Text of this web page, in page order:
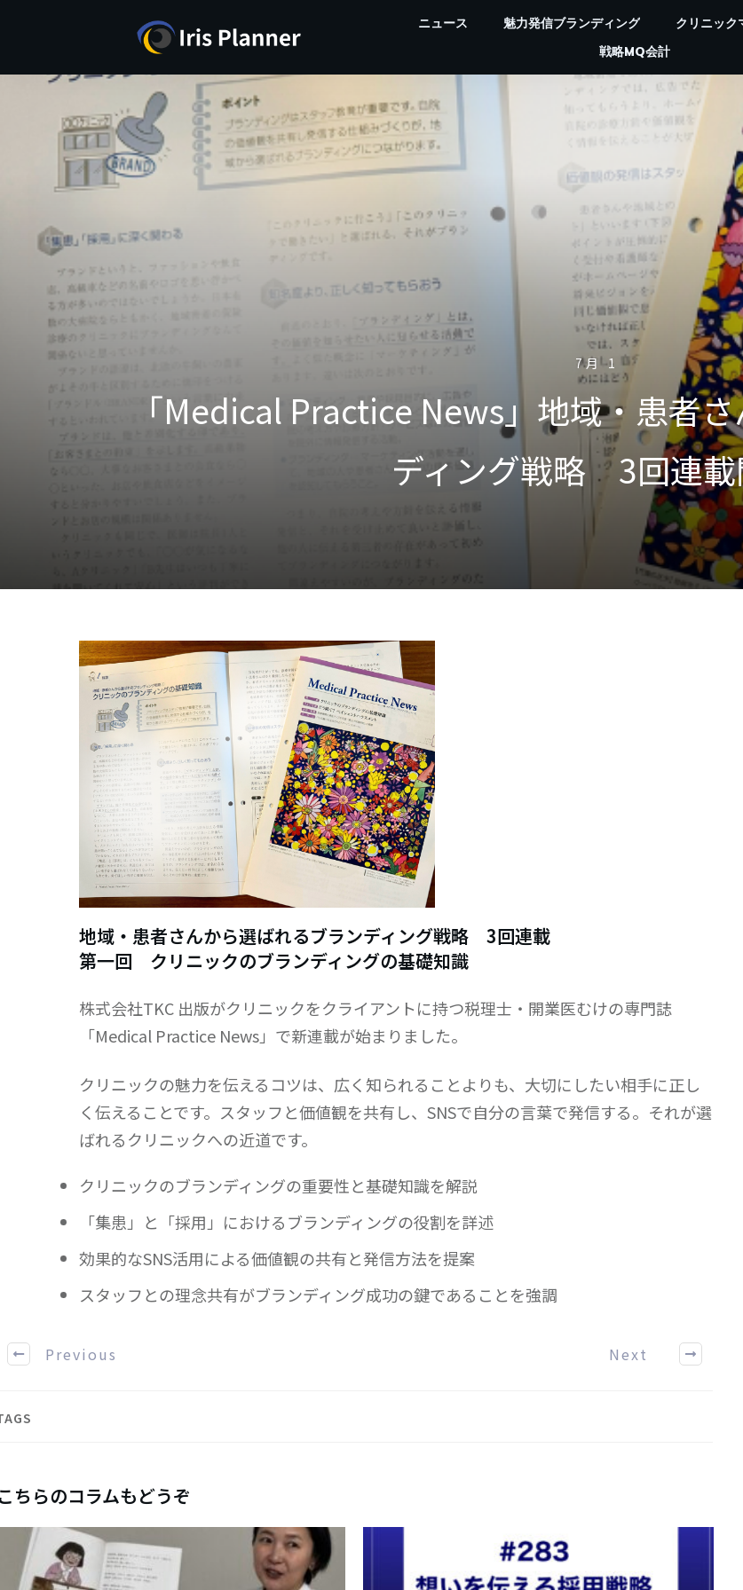
ニュース 魅力発信ブランディング
クリニック
戦略MQ会計
7月 1
「Medical Practice News」地域・患者
ディング戦略 3回連
地域・患者さんから選ばれるブランディング戦略 3回連載
第一回 クリニックのブランディングの基礎知識
株式会社TKC 出版がクリニックをクライアントに持つ税理士・開業医むけの専門誌
「Medical Practice News」で新連載が始まりました。
クリニックの魅力を伝えるコツは、広く知られることよりも、大切にしたい相手に正し
く伝えることです。スタッフと価値観を共有し、SNSで自分の言葉で発信する。それが選
ばれるクリニックへの近道です。
クリニックのブランディングの重要性と基礎知識を解説
「集患」と「採用」におけるブランディングの役割を詳述
効果的なSNS活用による価値観の共有と発信方法を提案
スタッフとの理念共有がブランディング成功の鍵であることを強調
Previous Next
ちらのコラムもどうぞ